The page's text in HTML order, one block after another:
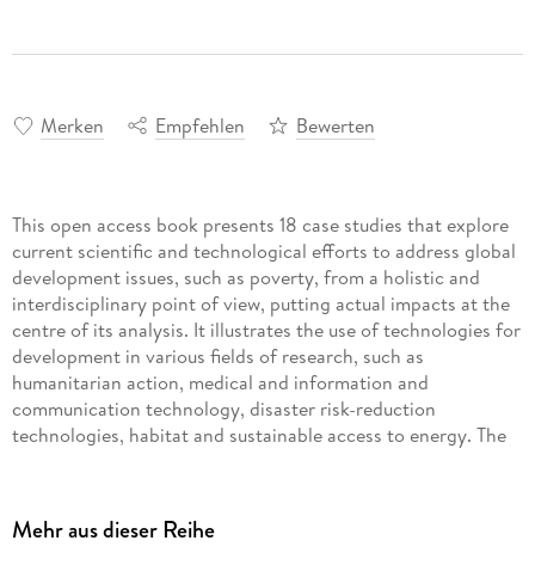
Merken Empfehlen Bewerten
This open access book presents 18 case studies that explore
current scientific and technological efforts to address global
development issues, such as poverty, from a holistic and
interdisciplinary point of view, putting actual impacts at the
centre of its analysis. It illustrates the use of technologies for
development in various fields of research, such as
humanitarian action, medical and information and
communication technology, disaster risk-reduction
technologies, habitat and sustainable access to energy. The
based medical technologies can have significant social
Mehr aus dieser Reihe